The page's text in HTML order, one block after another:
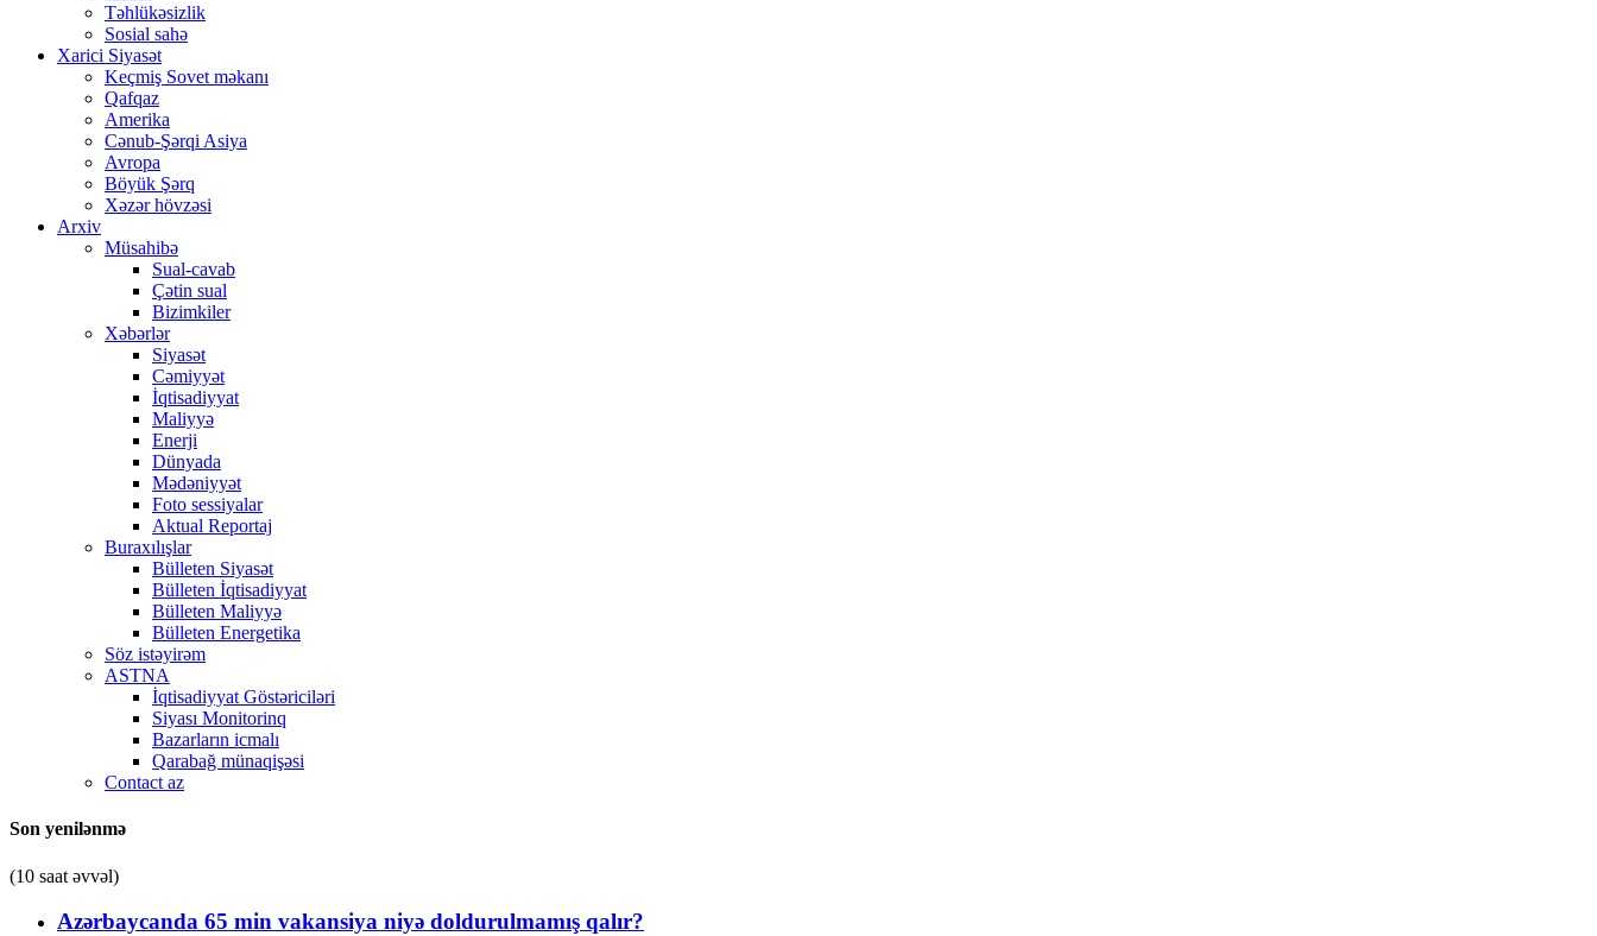
Təhlükəsizlik
Sosial sahə
Xarici Siyasət
Keçmiş Sovet məkanı
Qafqaz
Amerika
Cənub-Şərqi Asiya
Avropa
Böyük Şərq
Xəzər hövzəsi
Arxiv
Müsahibə
Sual-cavab
Çətin sual
Bizimkiler
Xəbərlər
Siyasət
Cəmiyyət
İqtisadiyyat
Maliyyə
Enerji
Dünyada
Mədəniyyət
Foto sessiyalar
Aktual Reportaj
Buraxılışlar
Bülleten Siyasət
Bülleten İqtisadiyyat
Bülleten Maliyyə
Bülleten Energetika
Söz istəyirəm
ASTNA
İqtisadiyyat Göstəriciləri
Siyası Monitorinq
Bazarların icmalı
Qarabağ münaqişəsi
Contact az
Son yenilənmə
(10 saat əvvəl)
Azərbaycanda 65 min vakansiya niyə doldurulmamış qalır?